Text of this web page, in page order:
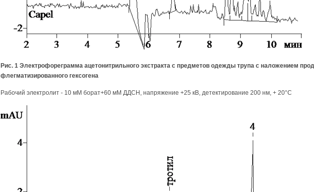
Рис. 1 Электрофореграмма ацетонитрильного экстракта с предметов одежды трупа с наложением
флегматизированного гексогена
Рабочий электролит - 10 мМ борат+60 мМ ДДСН, напряжение +25 кВ, детектирование 200 нм, + 20°С